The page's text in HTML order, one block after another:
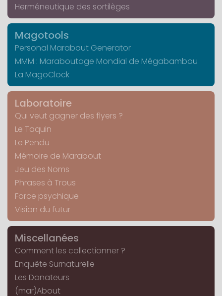
Herméneutique des sortilèges
Magotools
Personal Marabout Generator
MMM : Maraboutage Mondial de Mégabambou
La MagoClock
Laboratoire
Qui veut gagner des flyers ?
Le Taquin
Le Pendu
Mémoire de Marabout
Jeu des Noms
Phrases à Trous
Force psychique
Vision du futur
Miscellanées
Comment les collectionner ?
Enquête Surnaturelle
Les Donateurs
(mar)About